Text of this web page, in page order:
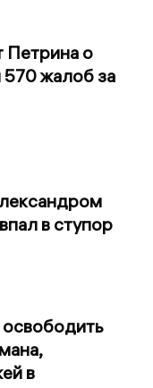
Петрина о
жалоб за
в ступор
в